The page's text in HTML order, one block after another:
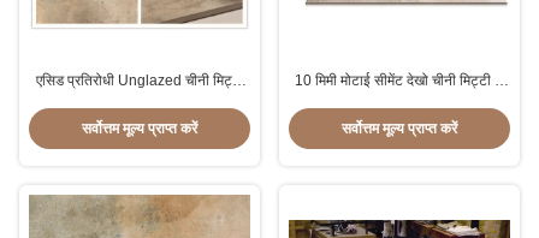
एसिड प्रतिरोधी Unglazed चीनी मिट्टी
300x600 मिमी
सर्वोत्तम मूल्य प्राप्त करें
10 मिमी मोटाई सीमेंट देखो चीनी मिट्टी के
सर्वोत्तम मूल्य प्राप्त करें